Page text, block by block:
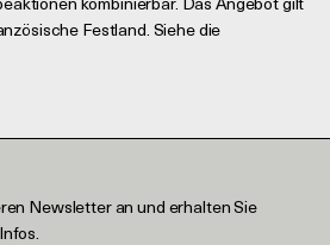
kombinierbar. Das Angebot gilt
Festland. Siehe die
Newsletter an und erhalten Sie